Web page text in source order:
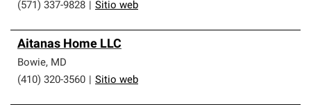
(571) 337-9828
Sitio web
Aitanas Home LLC
Bowie, MD
(410) 320-3560
Sitio web